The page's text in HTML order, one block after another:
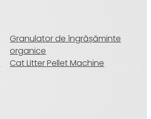
Granulator de îngrășăminte
organice
Cat Litter Pellet Machine